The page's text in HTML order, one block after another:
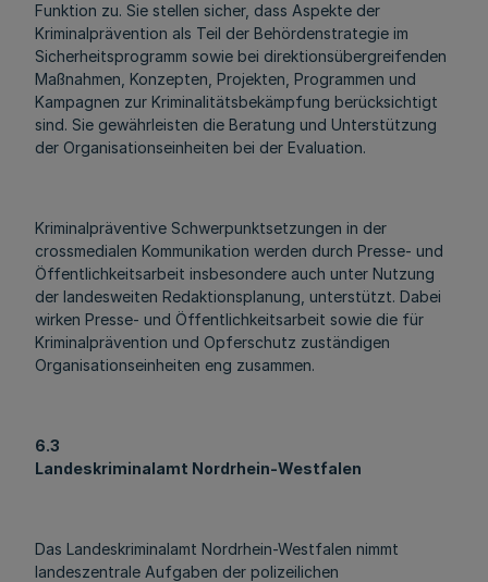
Funktion zu. Sie stellen sicher, dass Aspekte der
Kriminalprävention als Teil der Behördenstrategie im
Sicherheitsprogramm sowie bei direktionsübergreifenden
Maßnahmen, Konzepten, Projekten, Programmen und
Kampagnen zur Kriminalitätsbekämpfung berücksichtigt
sind. Sie gewährleisten die Beratung und Unterstützung
der Organisationseinheiten bei der Evaluation.
Kriminalpräventive Schwerpunktsetzungen in der
crossmedialen Kommunikation werden durch Presse- und
Öffentlichkeitsarbeit insbesondere auch unter Nutzung
der landesweiten Redaktionsplanung, unterstützt. Dabei
wirken Presse- und Öffentlichkeitsarbeit sowie die für
Kriminalprävention und Opferschutz zuständigen
Organisationseinheiten eng zusammen.
6.3
Landeskriminalamt Nordrhein-Westfalen
Das Landeskriminalamt Nordrhein-Westfalen nimmt
landeszentrale Aufgaben der polizeilichen